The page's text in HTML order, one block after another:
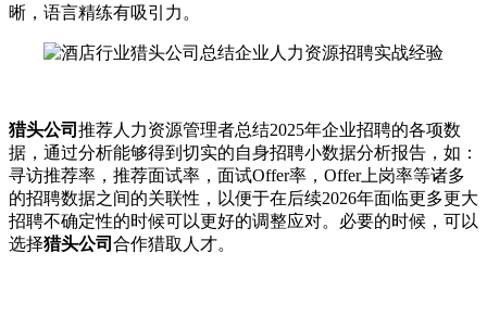
晰，语言精练有吸引力。
猎头公司 推荐人力资源管理者总结2025年企业招聘的各项数
据，通过分析能够得到切实的自身招聘小数据分析报告，如：
寻访推荐率，推荐面试率，面试Offer率，Offer上岗率等诸多
的招聘数据之间的关联性，以便于在后续2026年面临更多更大
招聘不确定性的时候可以更好的调整应对。必要的时候，可以
选择猎头公司 合作猎取人才。